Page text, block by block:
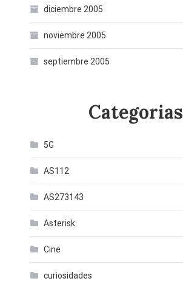
diciembre 2005
noviembre 2005
septiembre 2005
Categorias
5G
AS112
AS273143
Asterisk
Cine
curiosidades